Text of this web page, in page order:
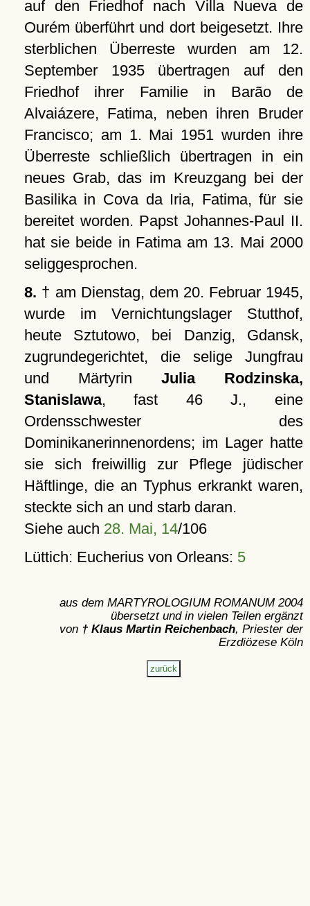
auf den Friedhof nach Villa Nueva de
Ourém überführt und dort beigesetzt. Ihre
sterblichen Überreste wurden am 12.
September 1935 übertragen auf den
Friedhof ihrer Familie in Barão de
Alvaiázere, Fatima, neben ihren Bruder
Francisco; am 1. Mai 1951 wurden ihre
Überreste schließlich übertragen in ein
neues Grab, das im Kreuzgang bei der
Basilika in Cova da Iria, Fatima, für sie
bereitet worden. Papst Johannes-Paul II.
hat sie beide in Fatima am 13. Mai 2000
seliggesprochen.
8. † am Dienstag, dem 20. Februar 1945,
wurde im Vernichtungslager Stutthof,
heute Sztutowo, bei Danzig, Gdansk,
zugrundegerichtet, die selige Jungfrau
und Märtyrin Julia Rodzinska,
Stanislawa, fast 46 J., eine
Ordensschwester des
Dominikanerinnenordens; im Lager hatte
sie sich freiwillig zur Pflege jüdischer
Häftlinge, die an Typhus erkrankt waren,
steckte sich an und starb daran.
Siehe auch 28. Mai, 14/106
Lüttich: Eucherius von Orleans: 5
aus dem MARTYROLOGIUM ROMANUM 2004
übersetzt und in vielen Teilen ergänzt
von † Klaus Martin Reichenbach, Priester der
Erzdiözese Köln